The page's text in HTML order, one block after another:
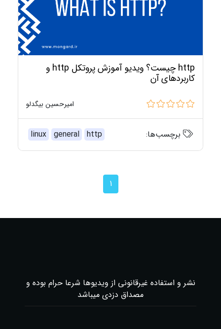
http چیست؟ ویدیو آموزش پروتکل http و
کاربردهای آن
امیرحسین بیگدلو
برچسب‌ها: linux general http
1
نشر و استفاده غیرقانونی از ویدیوها شرعا حرام بوده و
مصداق دزدی میباشد